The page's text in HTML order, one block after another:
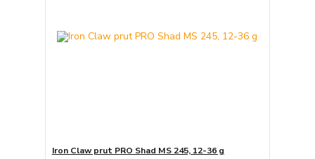
Iron Claw prut PRO Shad MS 245, 12-36 g